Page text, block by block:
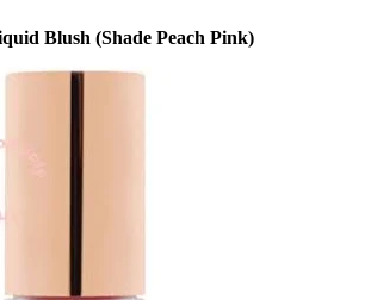
Blush (Shade Peach Pink)